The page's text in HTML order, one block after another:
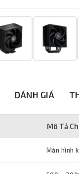
ĐÁNH GIÁ
Mô Tả
Màn hình